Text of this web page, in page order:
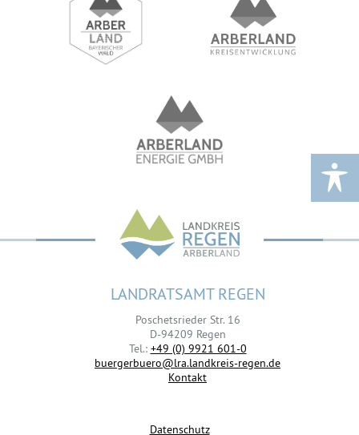
LANDRATSAMT REGEN
Poschetsrieder Str. 16
D-94209 Regen
Tel.: +49 (0) 9921 601-0
buergerbuero@lra.landkreis-regen.de
Kontakt
Datenschutz